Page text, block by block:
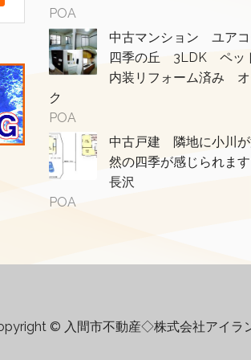
POA
中古マンション ユアコ
四季の丘 3LDK ペッ
内装リフォーム済み オ
ク
POA
中古戸建 隣地に小川が
然の四季が感じられま
長沢
POA
© 入間市不動産◇株式会社アイラ